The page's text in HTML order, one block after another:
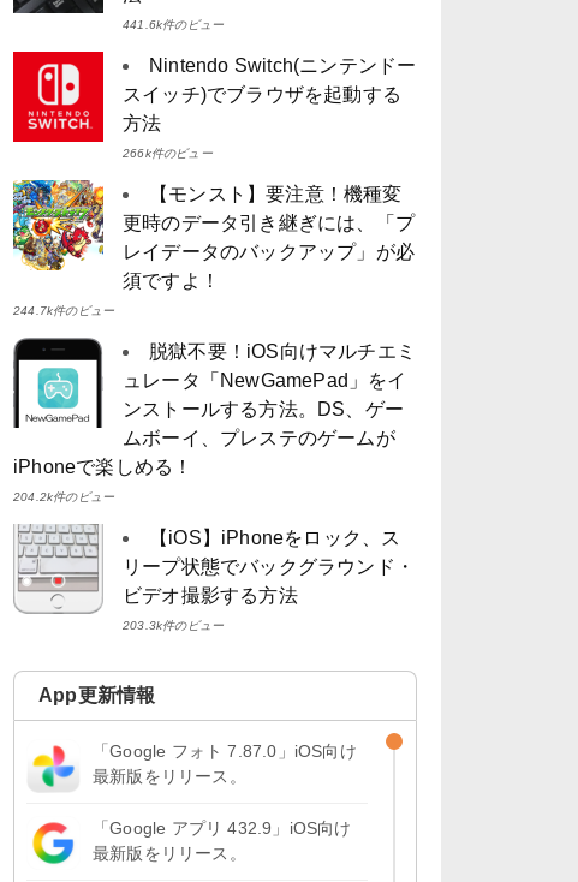
441.6k件のビュー
Nintendo Switch(ニンテンドー
スイッチ)でブラウザを起動する
方法
266k件のビュー
【モンスト】要注意！機種変
更時のデータ引き継ぎには、「プ
レイデータのバックアップ」が必
須ですよ！
244.7k件のビュー
脱獄不要！iOS向けマルチエミ
ュレータ「NewGamePad」をイ
ンストールする方法。DS、ゲー
ムボーイ、プレステのゲームが
iPhoneで楽しめる！
204.2k件のビュー
【iOS】iPhoneをロック、ス
リープ状態でバックグラウンド・
ビデオ撮影する方法
203.3k件のビュー
App更新情報
「Google フォト 7.87.0」iOS向け
最新版をリリース。
「Google アプリ 432.9」iOS向け
最新版をリリース。